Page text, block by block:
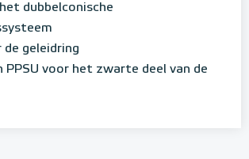
dubbelconische
de geleidring
PPSU voor het zwarte deel van de